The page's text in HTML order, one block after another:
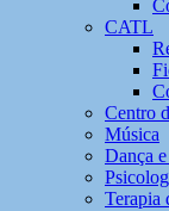
CATL
Centro
Música
Dança
Terapia